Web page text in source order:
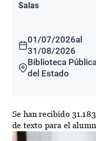
Salas
01/07/2026al
31/08/2026
Biblioteca
del Estado
Se han recibido
de texto para el